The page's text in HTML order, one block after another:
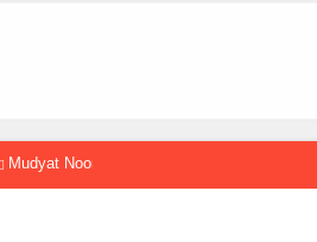
Mudyat Noor Temui Menteri Ekraf, Dorong